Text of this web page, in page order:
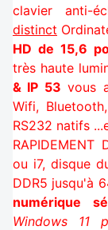
clavier anti-
distinct
HD de 15,6
très haute
& IP 53 vous
Wifi,
RS232 natifs
RAPIDEMENT
ou i7, disque
DDR5 jusqu'à
numérique
Windows 11